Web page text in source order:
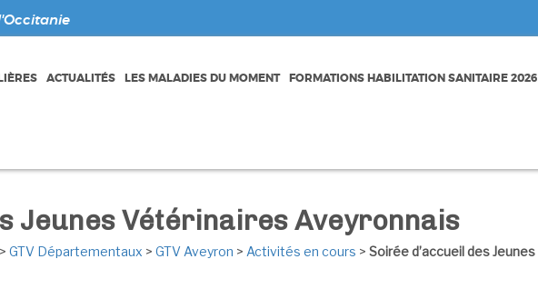
ACTUALITÉS LES MALADIES DU MOMENT FORMATIONS HABILITATION SANITAIRE 2026
Jeunes Vétérinaires Aveyronnais
> GTV Départementaux > GTV Aveyron > Activités en cours > Soirée d’accueil des Jeunes